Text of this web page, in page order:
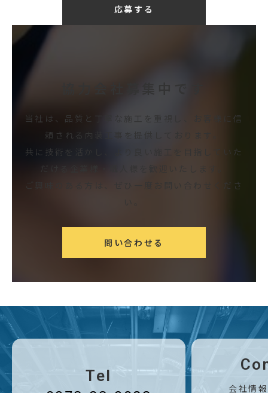
応募する
当社は、品質と丁寧な施工を重視し、お客様に信
頼される内装工事を提供しております。
共に技術を活かし、より良い施工を目指していた
だける企業様・職人様を歓迎いたします。
ご興味のある方は、ぜひ一度お問い合わせくださ
問い合わせる
Tel
会社情